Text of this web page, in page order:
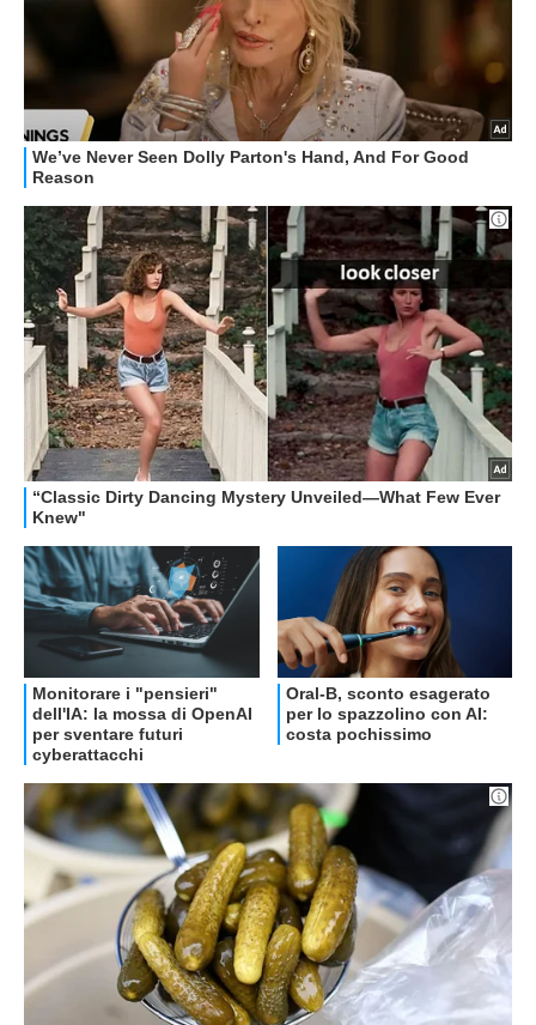
OFFERTE